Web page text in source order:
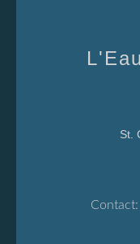
St.
Contact: